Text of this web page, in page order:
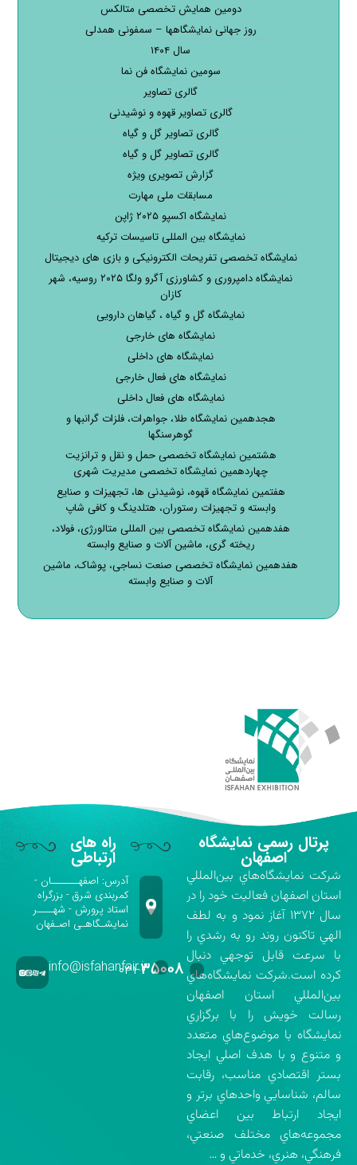
دومین همایش تخصصی متالکس
روز جهانی نمایشگاهها – سمفونی همدلی
سال ۱۴۰۴
سومین نمایشگاه فن نما
گالری تصاویر
گالری تصاویر قهوه و نوشیدنی
گالری تصاویر گل و گیاه
گالری تصاویر گل و گیاه
گزارش تصویری ویژه
مسابقات ملی مهارت
نمایشگاه اکسپو ۲۰۲۵ ژاپن
نمایشگاه بین المللی تاسیسات ترکیه
نمایشگاه تخصصی تفریحات الکترونیکی و بازی های دیجیتال
نمایشگاه دامپروری و کشاورزی آگرو ولگا ۲۰۲۵ روسیه، شهر
کازان
نمایشگاه گل و گیاه ، گیاهان دارویی
نمایشگاه های خارجی
نمایشگاه های داخلی
نمایشگاه های فعال خارجی
نمایشگاه های فعال داخلی
هجدهمین نمایشگاه طلا، جواهرات، فلزات گرانبها و
گوهرسنگها
هشتمین نمایشگاه تخصصی حمل و نقل و ترانزیت
چهاردهمین نمایشگاه تخصصی مدیریت شهری
هفتمین نمایشگاه قهوه، نوشیدنی ها، تجهیزات و صنایع
وابسته و تجهیزات رستوران، هتلدینگ و کافی شاپ
هفدهمین نمایشگاه تخصصی بین المللی متالورژی، فولاد،
ریخته گری، ماشین آلات و صنایع وابسته
هفدهمین نمایشگاه تخصصی صنعت نساجی، پوشاک، ماشین
آلات و صنایع وابسته
پرتال رسمی نمایشگاه
اصفهان
شركت نمايشگاه‌هاي بين‌المللي
استان اصفهان فعاليت خود را در
سال ۱۳۷۲ آغاز نمود و به لطف
الهي تاكنون روند رو به رشدي را
با سرعت قابل توجهي دنبال
كرده است.شركت نمايشگاه‌هاي
بين‌المللي استان اصفهان
رسالت خويش را با برگزاري
نمايشگاه با موضوع‌هاي متعدد
و متنوع و با هدف اصلي ايجاد
بستر اقتصادي مناسب، رقابت
سالم، شناسايي واحدهاي برتر و
ايجاد ارتباط بين اعضاي
مجموعه‌هاي مختلف صنعتي،
فرهنگي، هنري، خدماتي و …
راه های
ارتباطی
آدرس: اصفهـــــــان -
کمربندی شرق - بزرگراه
استاد پرورش - شهــــر
نمایشـگاهـی اصـفهان
۰۳۱-۳۵۰۰۸info@isfahanfair.ir